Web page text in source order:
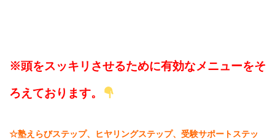
※頭をスッキリさせるために有効なメニューをそ
ろえております。
☆塾えらびステップ、ヒヤリングステップ、受験サポートステッ